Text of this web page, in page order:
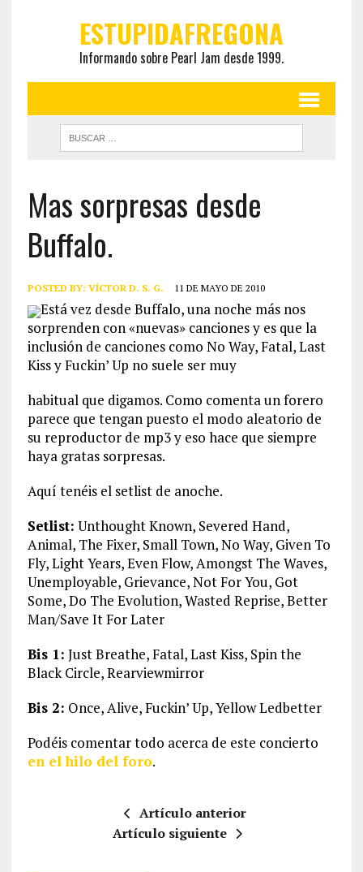
ESTUPIDAFREGONA
Informando sobre Pearl Jam desde 1999.
Mas sorpresas desde
Buffalo.
POSTED BY: VÍCTOR D. S. G. 11 DE MAYO DE 2010
Está vez desde Buffalo, una noche más nos
sorprenden con «nuevas» canciones y es que la
inclusión de canciones como No Way, Fatal, Last
Kiss y Fuckin’ Up no suele ser muy
habitual que digamos. Como comenta un forero
parece que tengan puesto el modo aleatorio de
su reproductor de mp3 y eso hace que siempre
haya gratas sorpresas.
Aquí tenéis el setlist de anoche.
Setlist: Unthought Known, Severed Hand,
Animal, The Fixer, Small Town, No Way, Given To
Fly, Light Years, Even Flow, Amongst The Waves,
Unemployable, Grievance, Not For You, Got
Some, Do The Evolution, Wasted Reprise, Better
Man/Save It For Later
Bis 1: Just Breathe, Fatal, Last Kiss, Spin the
Black Circle, Rearviewmirror
Bis 2: Once, Alive, Fuckin’ Up, Yellow Ledbetter
Podéis comentar todo acerca de este concierto
en el hilo del foro.
Artículo anterior
Artículo siguiente